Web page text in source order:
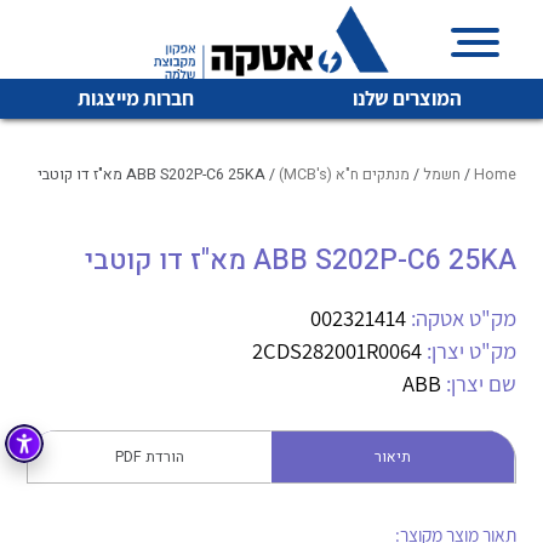
המוצרים שלנו חברות מייצגות
איכות | שרות | זמינות
והפצה של מוצרי
מיתוג, בקרה , ואינסטלציה חשמלית ופעילה ב7 תחומים:
חשמל
רובוטיקה ואוטומציה תעשייתית
לכל מוצרי היצרן
Home
/ חשמל / מנתקים ח"א (MCB's) / ABB S202P-C6 25KA מא"ז דו קוטבי
ABB S202P-C6 25KA מא"ז דו קוטבי
מק"ט אטקה: 002321414
מק"ט יצרן: 2CDS282001R0064
שם יצרן: ABB
תיאור הורדת PDF
תאור מוצר מקוצר: